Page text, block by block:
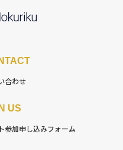
合わせ
US
参加申し込みフォーム